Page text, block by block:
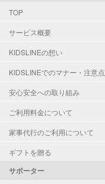
TOP
サービス概要
KIDSLINEの想い
KIDSLINEでのマナー・注意点
安心安全への取り組み
ご利用料金について
家事代行のご利用について
ギフトを贈る
サポーター